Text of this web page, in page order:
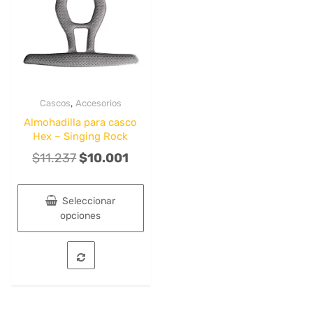
Cascos, Accesorios
Almohadilla para casco
Hex – Singing Rock
$11.237El
original
era:
$11.237.
$10.001
$10.001.
Seleccionar
opciones
Este
producto
tiene